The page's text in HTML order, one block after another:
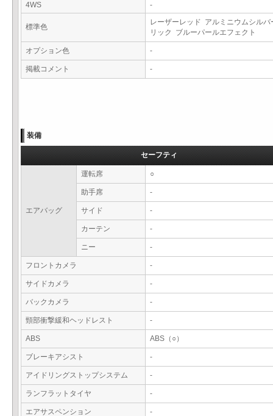
4WS -
標準色
レーザーレッド アルミニウムシルバ
リック ブルーパールエフェクト
オプション色 -
掲載コメント -
装備
セーフティ
エアバッグ
運転席 ○
助手席 -
サイド -
カーテン -
ニー -
フロントカメラ -
サイドカメラ -
バックカメラ -
頸部衝撃緩和ヘッドレスト -
ABS ABS（○）
ブレーキアシスト -
アイドリングストップシステム -
ランフラットタイヤ -
エアサスペンション -